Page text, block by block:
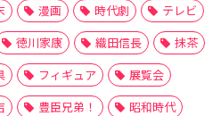
漫画 時代劇
テレビ
徳川家康 織田信長
抹茶
フィギュア
展覧会
豊臣兄弟！
昭和時代